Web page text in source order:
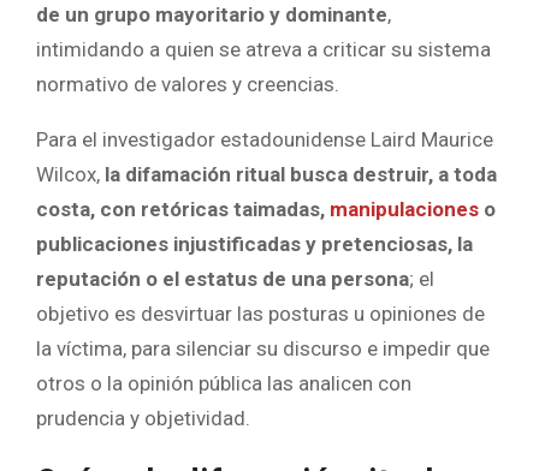
de un grupo mayoritario y dominante,
intimidando a quien se atreva a criticar su sistema
normativo de valores y creencias.
Para el investigador estadounidense Laird Maurice
Wilcox, la difamación ritual busca destruir, a toda
costa, con retóricas taimadas, manipulaciones o
publicaciones injustificadas y pretenciosas, la
reputación o el estatus de una persona; el
objetivo es desvirtuar las posturas u opiniones de
la víctima, para silenciar su discurso e impedir que
otros o la opinión pública las analicen con
prudencia y objetividad.